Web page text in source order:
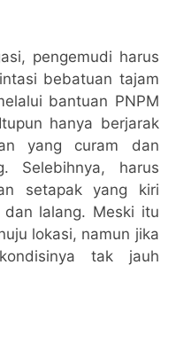
pengemudi harus
bebatuan tajam
bantuan PNPM
hanya berjarak
yang curam dan
Selebihnya, harus
setapak yang kiri
lalang. Meski itu
lokasi, namun jika
tak jauh